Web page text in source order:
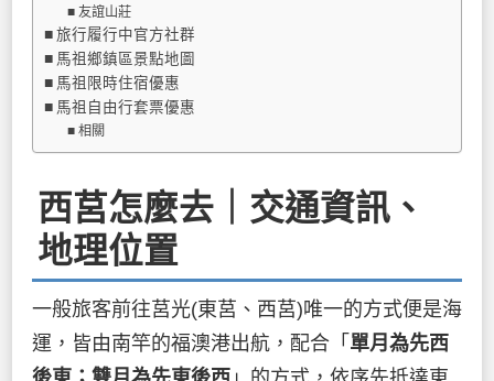
友誼山莊
旅行履行中官方社群
馬祖鄉鎮區景點地圖
馬祖限時住宿優惠
馬祖自由行套票優惠
相關
西莒怎麼去｜交通資訊、
地理位置
一般旅客前往莒光(東莒、西莒)唯一的方式便是海
運，皆由南竿的福澳港出航，配合「 單月為先西